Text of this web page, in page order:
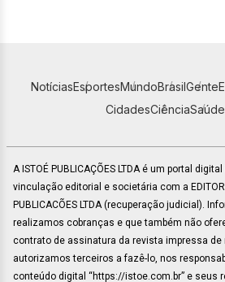
NotíciasEsportesMundoBrasilGente
CidadesCiênciaSaúde
A ISTOÉ PUBLICAÇÕES LTDA é um portal
vinculação editorial e societária com a
PUBLICACÕES LTDA (recuperação judicial).
realizamos cobranças e que também não
contrato de assinatura da revista impressa de
autorizamos terceiros a fazê-lo, nos
conteúdo digital “https://istoe.com.br” e seus